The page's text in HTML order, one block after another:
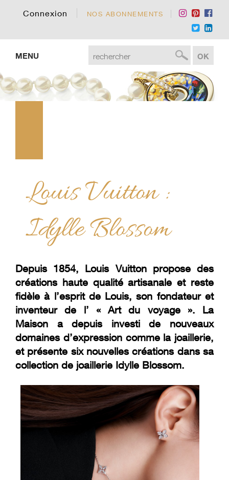
Connexion NOS ABONNEMENTS
MENU
Louis Vuitton :
Idylle Blossom
Depuis 1854, Louis Vuitton propose des
créations haute qualité artisanale et reste
fidèle à l’esprit de Louis, son fondateur et
inventeur de l’ « Art du voyage ». La
Maison a depuis investi de nouveaux
domaines d’expression comme la joaillerie,
et présente six nouvelles créations dans sa
collection de joaillerie Idylle Blossom.